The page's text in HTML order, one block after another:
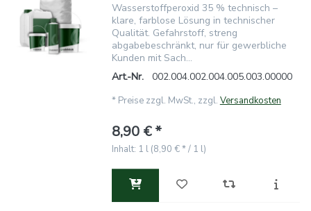
Wasserstoffperoxid 35 % technisch –
klare, farblose Lösung in technischer
Qualität. Gefahrstoff, streng
abgabebeschränkt, nur für gewerbliche
Kunden mit Sach...
Art.-Nr.
002.004.002.004.005.003.00000
* Preise zzgl. MwSt., zzgl. Versandkosten
8,90 € *
Inhalt: 1 l (8,90 € * / 1 l)